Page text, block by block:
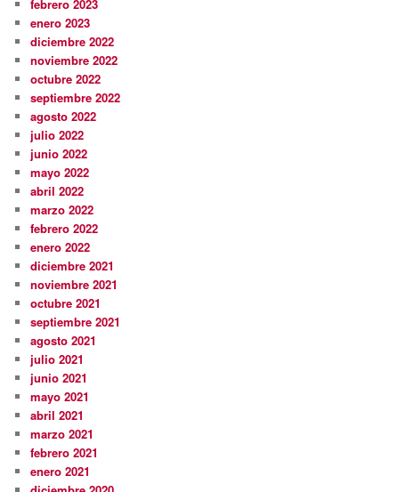
febrero 2023
enero 2023
diciembre 2022
noviembre 2022
octubre 2022
septiembre 2022
agosto 2022
julio 2022
junio 2022
mayo 2022
abril 2022
marzo 2022
febrero 2022
enero 2022
diciembre 2021
noviembre 2021
octubre 2021
septiembre 2021
agosto 2021
julio 2021
junio 2021
mayo 2021
abril 2021
marzo 2021
febrero 2021
enero 2021